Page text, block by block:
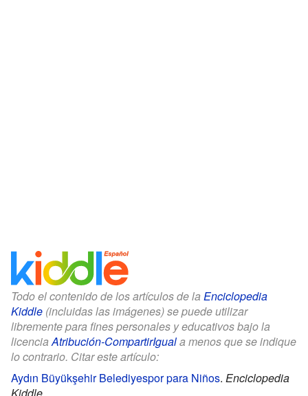
Todo el contenido de los artículos de la Enciclopedia
Kiddle (incluidas las imágenes) se puede utilizar
libremente para fines personales y educativos bajo la
licenciaAtribución-CompartirIguala menos que se indique
lo contrario. Citar este artículo:
Aydın Büyükşehir Belediyespor para Niños. Enciclopedia